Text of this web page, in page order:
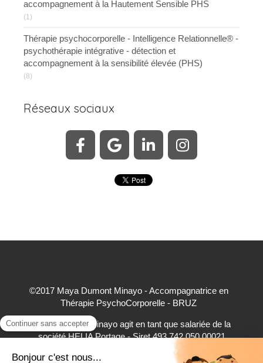
accompagnement à la Hautement Sensible PHS
(1)
Thérapie psychocorporelle - Intelligence Relationnelle® -
psychothérapie intégrative - détection et
accompagnement à la sensibilité élevée (PHS)
(8)
Réseaux sociaux
©2017 Maya Dumont Minayo - Accompagnatrice en
Thérapie PsychoCorporelle - BRUZ
Maya Dumont Minayo agit en tant que salariée de la
société HELIA Portage - Siret 493 742 050 00021
accepte à ce titre les règlements par carte bancaire,